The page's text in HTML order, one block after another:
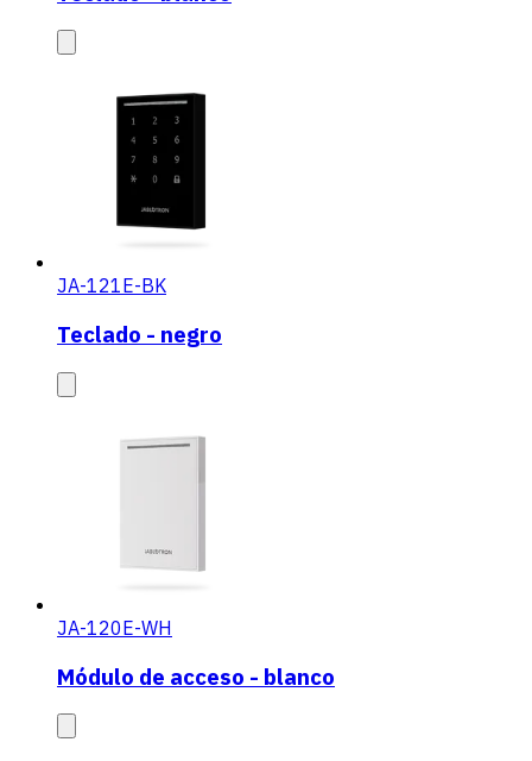
JA-121E-BK
Teclado - negro
JA-120E-WH
Módulo de acceso - blanco